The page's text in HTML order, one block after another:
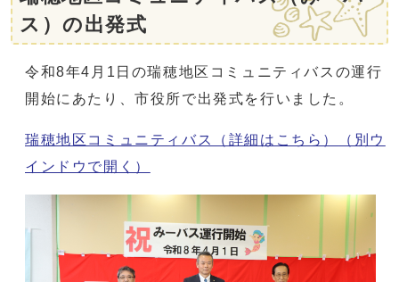
ス）の出発式
令和8年4月1日の瑞穂地区コミュニティバスの運行
開始にあたり、市役所で出発式を行いました。
瑞穂地区コミュニティバス（詳細はこちら）
（別ウ
インドウで開く）